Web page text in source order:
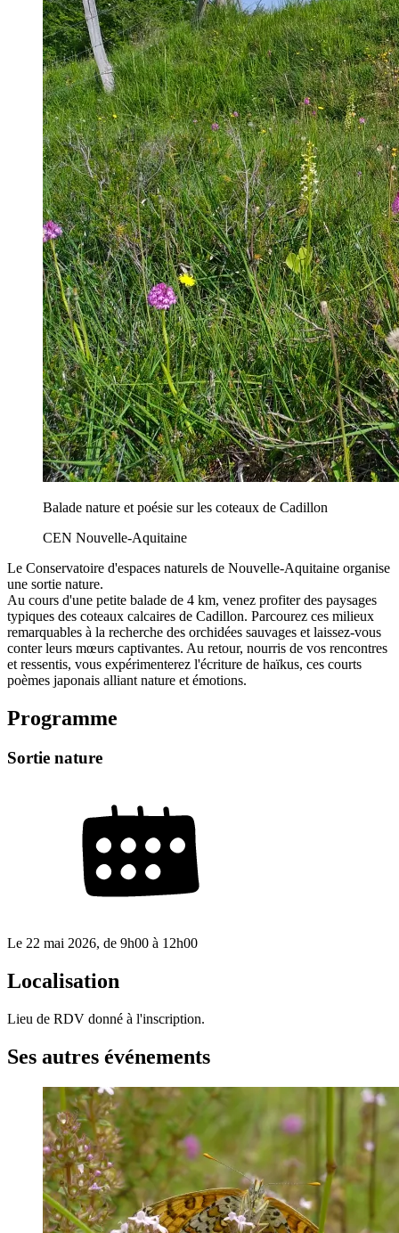
Balade nature et poésie sur les coteaux de Cadillon
CEN Nouvelle-Aquitaine
Le Conservatoire d'espaces naturels de Nouvelle-Aquitaine organise
une sortie nature.
Au cours d'une petite balade de 4 km, venez profiter des paysages
typiques des coteaux calcaires de Cadillon. Parcourez ces milieux
remarquables à la recherche des orchidées sauvages et laissez-vous
conter leurs mœurs captivantes. Au retour, nourris de vos rencontres
et ressentis, vous expérimenterez l'écriture de haïkus, ces courts
poèmes japonais alliant nature et émotions.
Programme
Sortie nature
Le 22 mai 2026, de 9h00 à 12h00
Localisation
Lieu de RDV donné à l'inscription.
Ses autres événements